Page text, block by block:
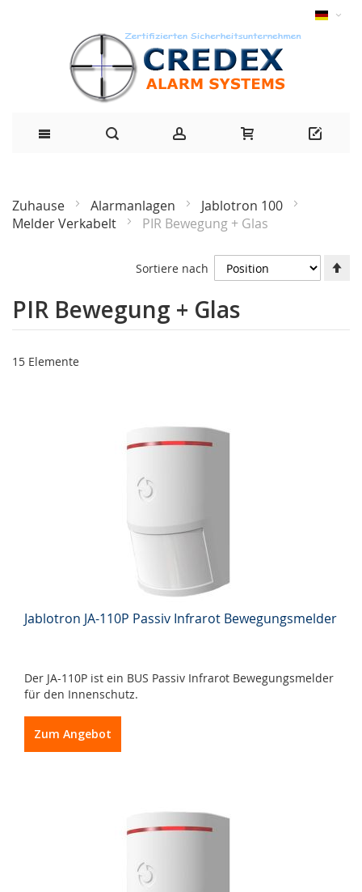
Zuhause Alarmanlagen
Jablotron 100
Melder Verkabelt
PIR Bewegung + Glas
PIR Bewegung + Glas
15 Elemente
Sortiere nach
Jablotron JA-110P Passiv Infrarot Bewegungsmelder
Der JA-110P ist ein BUS Passiv Infrarot Bewegungsmelder
für den Innenschutz.
Zum Angebot